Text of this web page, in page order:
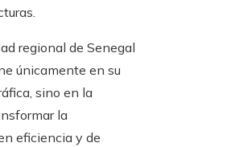
regional de Senegal
únicamente en su
sino en la
la
eficiencia y de